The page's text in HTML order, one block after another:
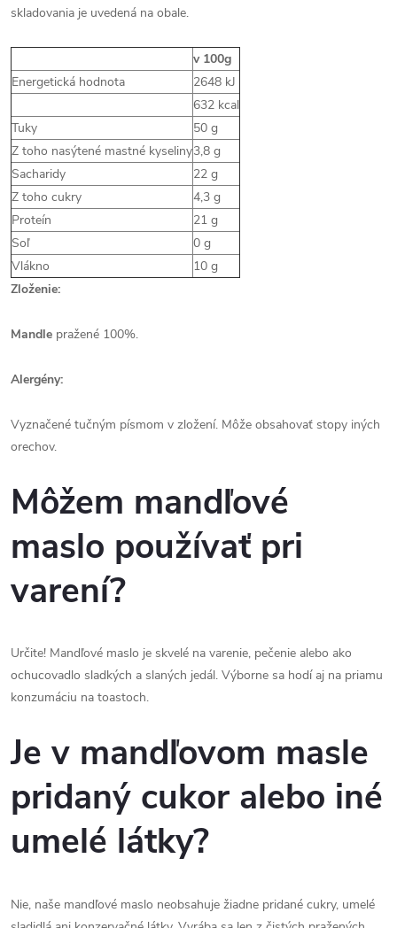
skladovania je uvedená na obale.
v 100g
Energetická hodnota
2648 kJ
632 kcal
Tuky
50 g
Z toho nasýtené mastné kyseliny3,8 g
Sacharidy
22 g
Z toho cukry
4,3 g
Proteín
21 g
Soľ
0 g
Vlákno
10 g
Zloženie:
Mandle pražené 100%.
Alergény:
Vyznačené tučným písmom v zložení. Môže obsahovať stopy iných
orechov.
Môžem mandľové
maslo používať pri
varení?
Určite! Mandľové maslo je skvelé na varenie, pečenie alebo ako
ochucovadlo sladkých a slaných jedál. Výborne sa hodí aj na priamu
konzumáciu na toastoch.
Je v mandľovom masle
pridaný cukor alebo iné
umelé látky?
Nie, naše mandľové maslo neobsahuje žiadne pridané cukry, umelé